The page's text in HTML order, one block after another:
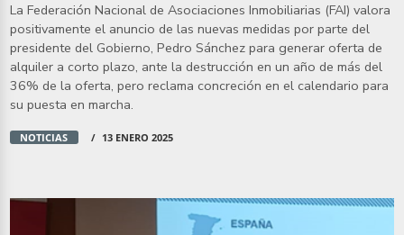
La Federación Nacional de Asociaciones Inmobiliarias (FAI) valora
positivamente el anuncio de las nuevas medidas por parte del
presidente del Gobierno, Pedro Sánchez para generar oferta de
alquiler a corto plazo, ante la destrucción en un año de más del
36% de la oferta, pero reclama concreción en el calendario para
su puesta en marcha.
NOTICIAS 13 ENERO 2025